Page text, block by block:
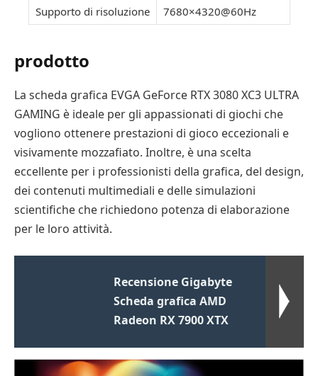
Supporto di risoluzione 7680×4320@60Hz
prodotto
La scheda grafica EVGA GeForce RTX 3080 XC3 ULTRA
GAMING è ideale per gli appassionati di giochi che
vogliono ottenere prestazioni di gioco eccezionali e
visivamente mozzafiato. Inoltre, è una scelta
eccellente per i professionisti della grafica, del design,
dei contenuti multimediali e delle simulazioni
scientifiche che richiedono potenza di elaborazione
per le loro attività.
Recensione Gigabyte
Scheda grafica AMD
Radeon RX 7900 XTX